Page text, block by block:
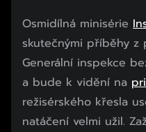
Osmidílná minisérie
skutečnými příběhy z
Generální inspekce
a bude k vidění na
režisérského křesla
natáčení velmi užil.